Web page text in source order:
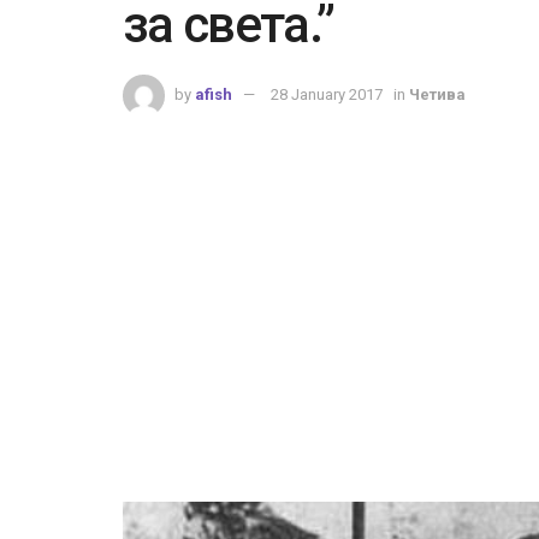
за света.”
by afish 28 January 2017 in Четива